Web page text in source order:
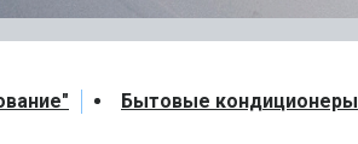
Бытовые кондиционеры